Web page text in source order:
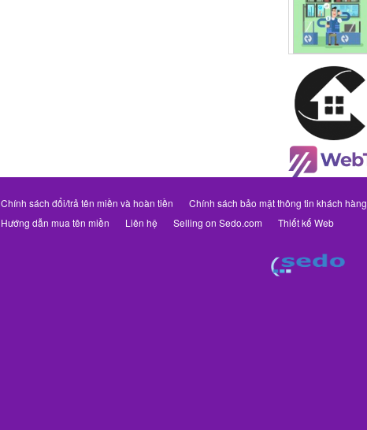
Chính sách đổi/trả tên miền và hoàn tiền Chính sách bảo mật thông tin khách hàng
Hướng dẫn mua tên miền
Liên hệ Selling on Sedo.com Thiết kế Web